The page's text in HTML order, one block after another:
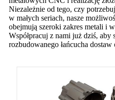
Niezależnie od tego, czy
w małych seriach, nasze
obejmują szeroki zakres metali i
Współpracuj z nami już dziś, aby
rozbudowanego łańcucha